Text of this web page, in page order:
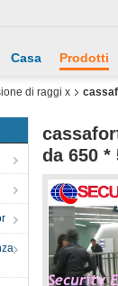
Casa Prodotti
di raggi x
da 650